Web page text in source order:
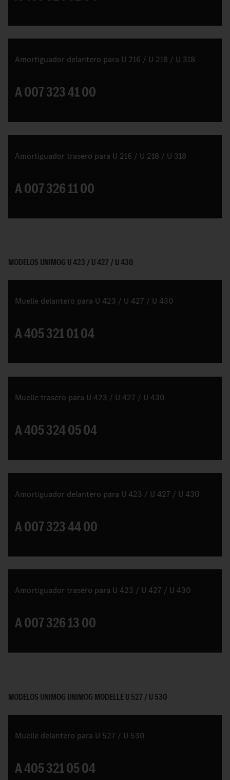
Amortiguador delantero para U 216 / U 218 / U 318
A 007 323 41 00
Amortiguador trasero para U 216 / U 218 / U 318
A 007 326 11 00
MODELOS UNIMOG U 423 / U 427 / U 430
Muelle delantero para U 423 / U 427 / U 430
A 405 321 01 04
Muelle trasero para U 423 / U 427 / U 430
A 405 324 05 04
Amortiguador delantero para U 423 / U 427 / U 430
A 007 323 44 00
Amortiguador trasero para U 423 / U 427 / U 430
A 007 326 13 00
MODELOS UNIMOG UNIMOG MODELLE U 527 / U 530
Muelle delantero para U 527 / U 530
A 405 321 05 04